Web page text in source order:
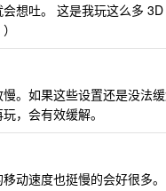
想吐。 这是我玩这么多
。如果这些设置还是没法
，会有效缓解。
动速度也挺慢的会好很多。